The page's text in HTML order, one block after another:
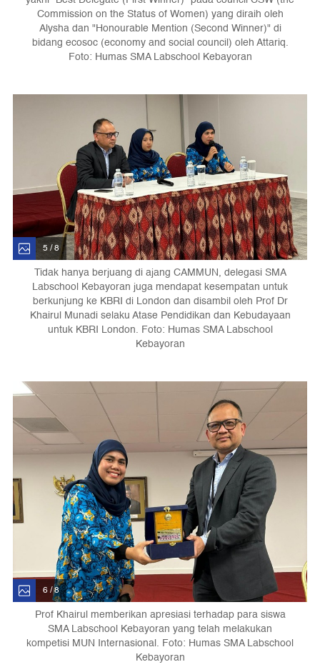
Commission on the Status of Women) yang diraih oleh
Alysha dan "Honourable Mention (Second Winner)" di
bidang ecosoc (economy and social council) oleh Attariq.
Foto: Humas SMA Labschool Kebayoran
5 / 8
Tidak hanya berjuang di ajang CAMMUN, delegasi SMA
Labschool Kebayoran juga mendapat kesempatan untuk
berkunjung ke KBRI di London dan disambil oleh Prof Dr
Khairul Munadi selaku Atase Pendidikan dan Kebudayaan
untuk KBRI London. Foto: Humas SMA Labschool
Kebayoran
6 / 8
Prof Khairul memberikan apresiasi terhadap para siswa
SMA Labschool Kebayoran yang telah melakukan
kompetisi MUN Internasional. Foto: Humas SMA Labschool
Kebayoran